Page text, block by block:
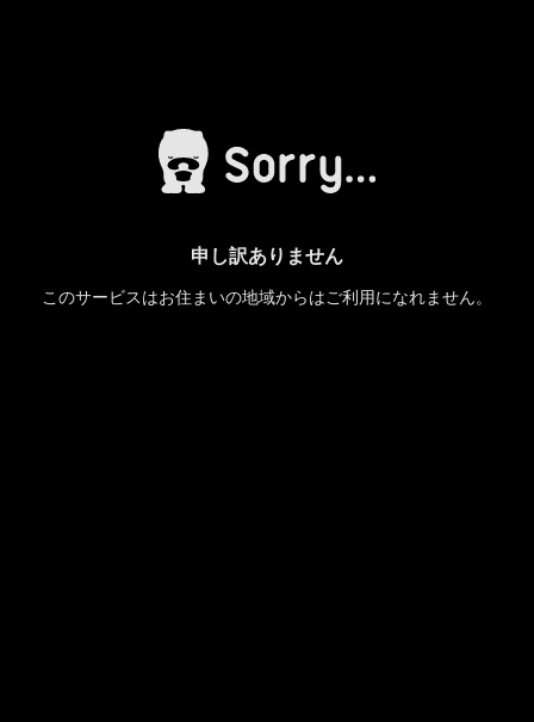
申し訳ありません
このサービスはお住まいの地域からはご利用になれません。